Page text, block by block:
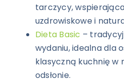
tarczycy,
uzdrowiskowe i
Dieta Basic –
wydaniu, idealna dla
klasyczną kuchnię w
odsłonie.